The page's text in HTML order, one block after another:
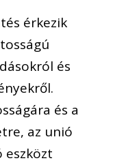
érkezik
és
és a
az unió
eszközt